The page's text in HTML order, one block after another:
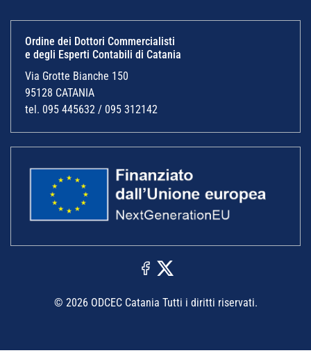
Ordine dei Dottori Commercialisti
e degli Esperti Contabili di Catania
Via Grotte Bianche 150
95128 CATANIA
tel. 095 445632 / 095 312142
© 2026 ODCEC Catania Tutti i diritti riservati.